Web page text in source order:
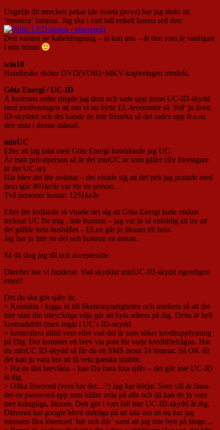
Ungefär dit strecken pekar (de svarta grova) har jag tänkt att
’montera’ lampan. Jag ska i vart fall enkelt kunna sed den:
Den variant av kabeldragning – ni kan ana – är den som är vanligast
i min hörna
win10
Handbrake sköter DVD(VOB)>MKV-kopieringen utmärkt.
Göta Energi / UC-ID
Å hustruns order ringde jag dem och sade upp deras UC-ID-skydd
med motiveringen att om vi nu bytte EL-leverantör så ’föll’ ju även
ID-skyddet och det kunde de inte förneka så det sades upp fr.o.m.
den sista i denna månad.
minUC
Efter att jag talat med Göta Energi kontaktade jag UC.
Är man privatperson så är det minUC.se som gäller (för företagare
är det UC.se)
Här blev det lite oväntat – det visade sig att det pris jag pratade med
dem igår 801kr/år var för en person…
Två personer kostar: 1251kr/år
Efter lite kollande så visade det sig att Göta Energi hade endast
tecknat UC för mig . inte hustrun – jag var ju så enfaldig att tro att
det gällde hela hushållet – ELen går ju liksom till hela.
Jag har ju inte en del och hustrun en annan.
Så då slog jag till och accepterade.
Därefter har vi funderat. Vad skyddar minUC-ID-skydd egentligen
emot?
Det du ska gör själv är;
> Kontakta / logga in till Skattemyndigheten och markera så att det
inte utan din uttryckliga vilja går att byta adress på dig. Detta är helt
kostnadsfritt (men ingår i UC’s ID-skydd.
> kontrollera alltid vem eller vad det är som söker kreditupplysning
på Dig. Det kommer ett brev via post för varje kreditförfrågan. Har
du minUC ID-skydd så får du ett SMS inom 24 timmar. Så OK då
det kan ju vara bra att få veta ganska snabbt.
> Ha en låst brevlåda – kan Du bara fixa själv – det gör inte UC-ID
åt dig.
> Olika lösenord (vem har det…?) Jag har börjat. Som väl är finns
det en password-app som håller reda på alla och då kan de ju vara
mer krångliga, liksom. Dett gör i vart fall inte UC-ID-skydd åt dig.
Däremot har google blivit duktiga på att tala om att nu har jag
minsann lika lösenord ’här och där’ samt att jag inte bytt på länge…